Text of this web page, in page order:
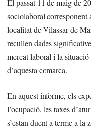
El passat 11 de maig de
sociolaboral corresponent
localitat de Vilassar de
recullen dades
mercat laboral i la
d’aquesta comarca.
En aquest informe, els
l’ocupació, les taxes
s’estan duent a terme a